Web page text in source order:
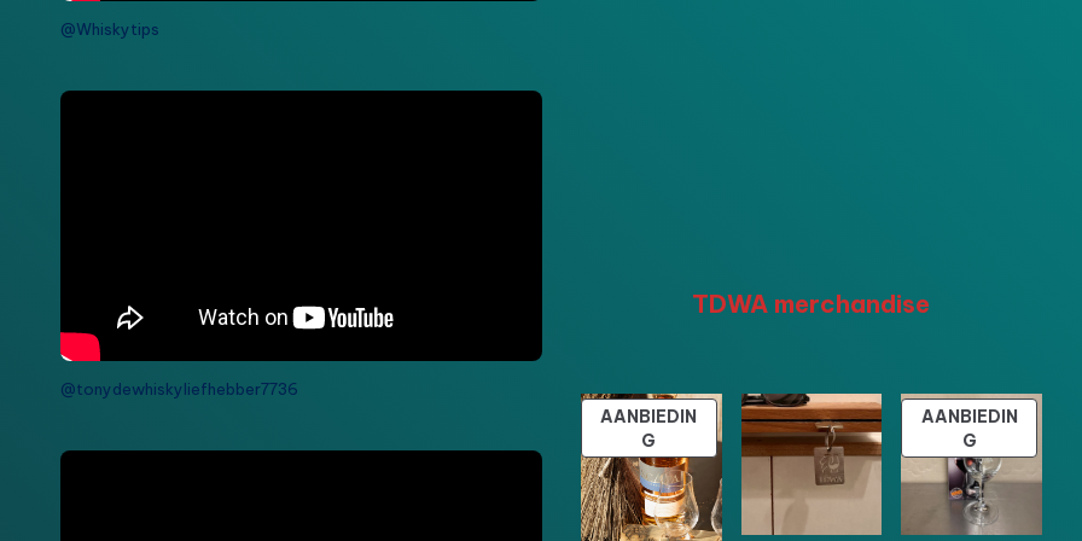
@Whiskytips
@tonydewhiskyliefhebber7736
TDWA merchandise
AANBIEDIN
G PRODUCT
IN
DE
UITVERKOOP
AANBIEDIN
GPRODUCT
IN
DE